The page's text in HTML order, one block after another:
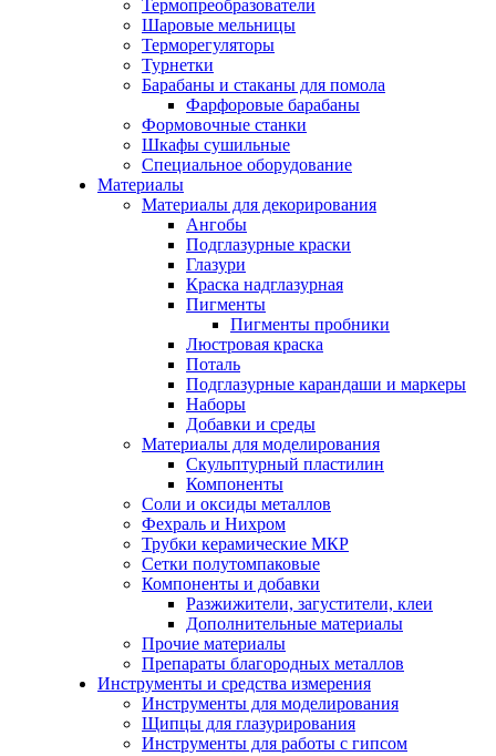
Термопреобразователи
Шаровые мельницы
Терморегуляторы
Турнетки
Барабаны и стаканы для помола
Фарфоровые барабаны
Формовочные станки
Шкафы сушильные
Специальное оборудование
Материалы
Материалы для декорирования
Ангобы
Подглазурные краски
Глазури
Краска надглазурная
Пигменты
Пигменты пробники
Люстровая краска
Поталь
Подглазурные карандаши и маркеры
Наборы
Добавки и среды
Материалы для моделирования
Скульптурный пластилин
Компоненты
Соли и оксиды металлов
Фехраль и Нихром
Трубки керамические МКР
Сетки полутомпаковые
Компоненты и добавки
Разжижители, загустители, клеи
Дополнительные материалы
Прочие материалы
Препараты благородных металлов
Инструменты и средства измерения
Инструменты для моделирования
Щипцы для глазурирования
Инструменты для работы с гипсом